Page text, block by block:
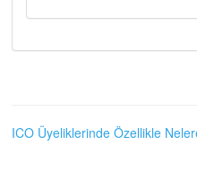
ICO Üyeliklerinde Özellikle